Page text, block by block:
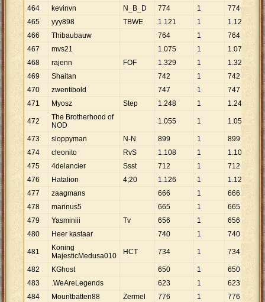
464
kevinvn N_B_D 774 1
774
465
yyy898 TBWE 1.121 1 1.121
466
Thibaubauw 764 1
764
467
mvs21 1.075 1 1.075
468
rajenn FOF 1.329 1 1.329
469
Shaitan 742 1
742
470
zwentibold 747 1
747
471
Myosz Step 1.248 1 1.248
472
The Brotherhood of
NOD
1.055 1 1.055
473 sloppyman N-N 899 1
899
474
cleonito RvS 1.108 1 1.108
475
4delancier Ssst 712 1
712
476
Hatalion 4;20 1.126 1 1.126
477
zaagmans 666 1
666
478
marinus5 665 1
665
479
Yasminiii Tv 656 1
656
480
Heer kastaar 740 1 740
481
Koning
MajesticMedusa010
HCT 734 1 734
482 KGhost 650 1
650
483
.WeAreLegends 623 1
623
484
Mountbatten88 Zermel 776 1
776